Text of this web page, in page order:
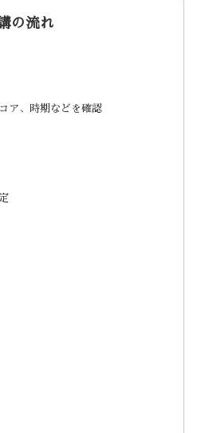
の流れ
ア、時期などを確認